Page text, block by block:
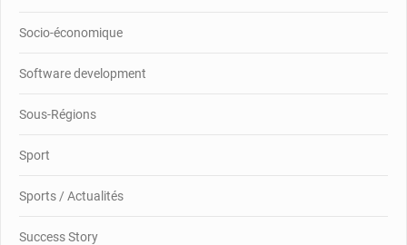
Socio-économique
Software development
Sous-Régions
Sport
Sports / Actualités
Success Story